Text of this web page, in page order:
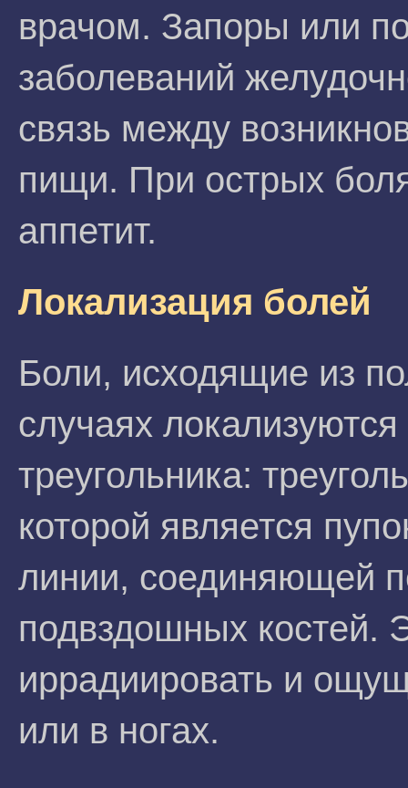
врачом. Запоры или
заболеваний
связь между
пищи. При острых
аппетит.
Локализация болей
Боли, исходящие из
случаях
треугольника:
которой является
линии, соединяющей
подвздошных костей.
иррадиировать и
или в ногах.